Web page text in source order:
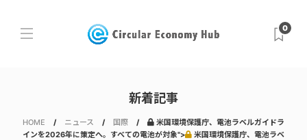
0
新着記事
HOME ニュース 国際
米国環境保護庁、電池ラベルガイドラ
インを2026年に策定へ。すべての電池が対象">
米国環境保護庁、電池ラベ